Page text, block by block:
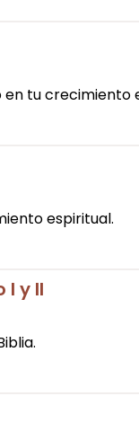
tu crecimiento
espiritual.
I y II